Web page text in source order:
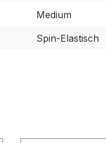
Medium
Spin-Elastisch